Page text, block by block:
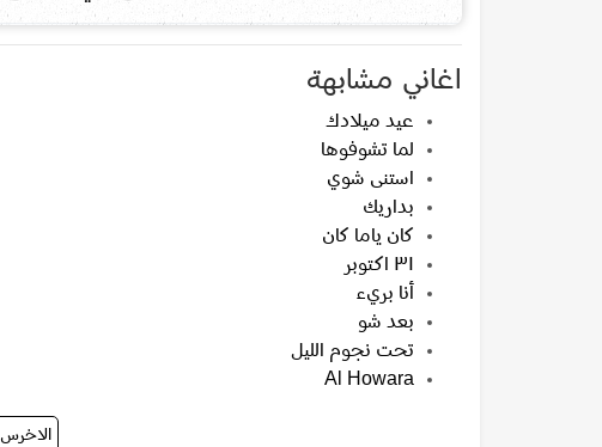
اغاني مشابهة
عيد ميلادك
لما تشوفوها
استنى شوي
بداريك
كان ياما كان
٣١ اكتوبر
أنا بريء
بعد شو
تحت نجوم الليل
Al Howara
الاخرس